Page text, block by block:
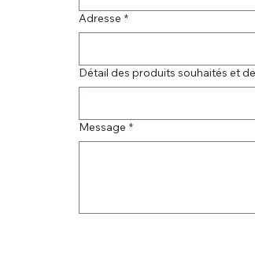
Adresse *
Détail des produits souhaités et
Message *